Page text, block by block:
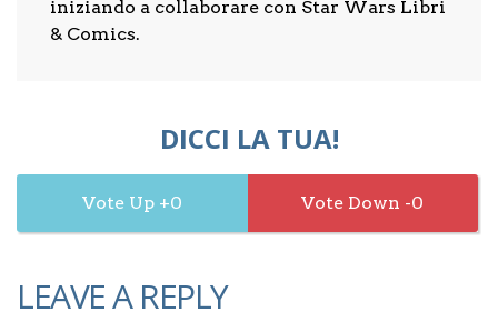
iniziando a collaborare con Star Wars Libri
& Comics.
DICCI LA TUA!
0 0
LEAVE A REPLY